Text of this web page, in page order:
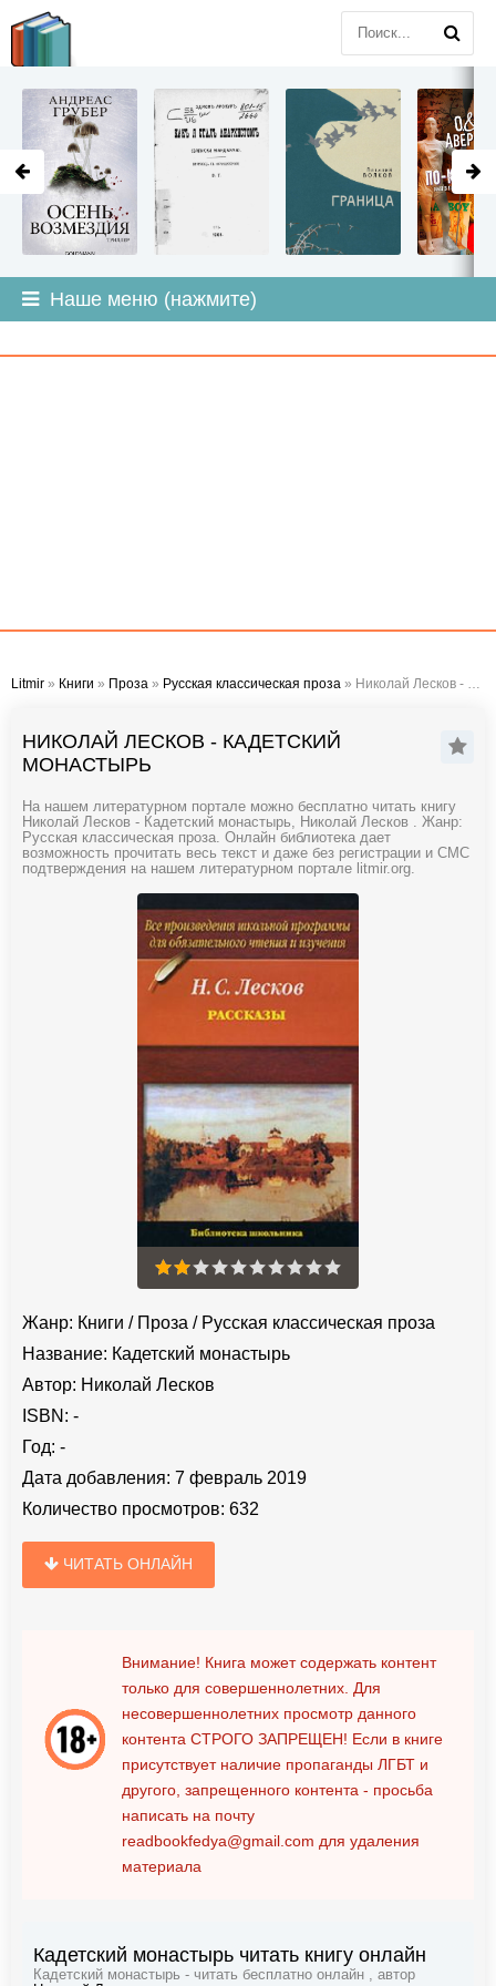
Наше меню (нажмите)
Litmir » Книги » Проза » Русская классическая проза » Николай Лесков - Кадетский монастырь
НИКОЛАЙ ЛЕСКОВ - КАДЕТСКИЙ
МОНАСТЫРЬ
На нашем литературном портале можно бесплатно читать книгу
Николай Лесков - Кадетский монастырь, Николай Лесков . Жанр:
Русская классическая проза. Онлайн библиотека дает
возможность прочитать весь текст и даже без регистрации и СМС
подтверждения на нашем литературном портале litmir.org.
Жанр: Книги / Проза / Русская классическая проза
Название: Кадетский монастырь
Автор: Николай Лесков
ISBN: -
Год: -
Дата добавления: 7 февраль 2019
Количество просмотров: 632
ЧИТАТЬ ОНЛАЙН
Внимание! Книга может содержать контент
только для совершеннолетних. Для
несовершеннолетних просмотр данного
контента СТРОГО ЗАПРЕЩЕН! Если в книге
присутствует наличие пропаганды ЛГБТ и
другого, запрещенного контента - просьба
написать на почту
readbookfedya@gmail.com для удаления
материала
Кадетский монастырь читать книгу онлайн
Кадетский монастырь - читать бесплатно онлайн , автор
LITMIR.ORG